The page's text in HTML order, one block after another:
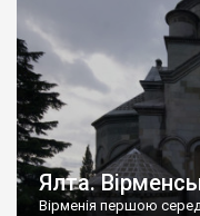
Ялта.
Вірменія першою